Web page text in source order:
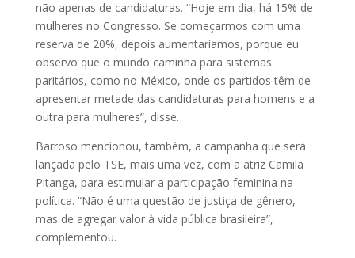
não apenas de candidaturas. “Hoje em dia, há 15% de
mulheres no Congresso. Se começarmos com uma
reserva de 20%, depois aumentaríamos, porque eu
observo que o mundo caminha para sistemas
paritários, como no México, onde os partidos têm de
apresentar metade das candidaturas para homens e a
outra para mulheres”, disse.
Barroso mencionou, também, a campanha que será
lançada pelo TSE, mais uma vez, com a atriz Camila
Pitanga, para estimular a participação feminina na
política. “Não é uma questão de justiça de gênero,
mas de agregar valor à vida pública brasileira”,
complementou.